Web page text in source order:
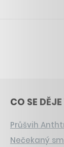
CO SE
Průšvih
Nečekaný